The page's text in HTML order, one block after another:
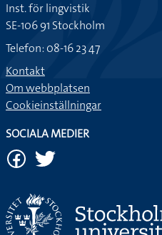
Inst. för lingvistik
SE-106 91 Stockholm
Telefon: 08-16 23 47
Kontakt
Om webbplatsen
Cookieinställningar
SOCIALA MEDIER